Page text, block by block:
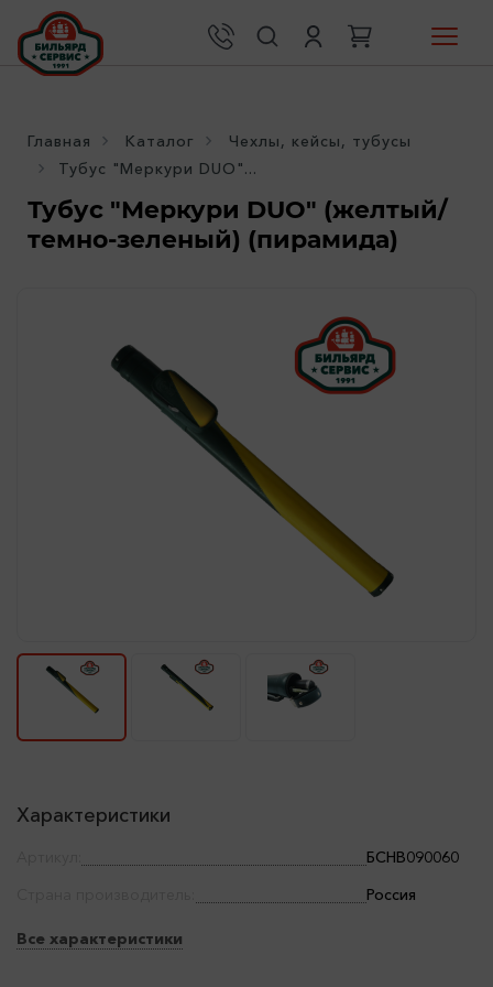
Главная Каталог
Чехлы, кейсы, тубусы
Тубус "Меркури DUO"...
Тубус "Меркури DUO" (желтый/
темно-зеленый) (пирамида)
Характеристики
БСНВ090060
Россия
Все характеристики